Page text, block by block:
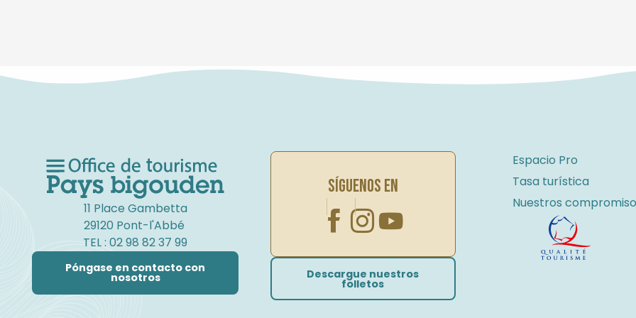
11 Place Gambetta
29120 Pont-l'Abbé
TEL : 02 98 82 37 99
Póngase en contacto con
nosotros
SÍGUENOS EN
Descargue nuestros
folletos
Espacio Pro
Tasa turística
Nuestros